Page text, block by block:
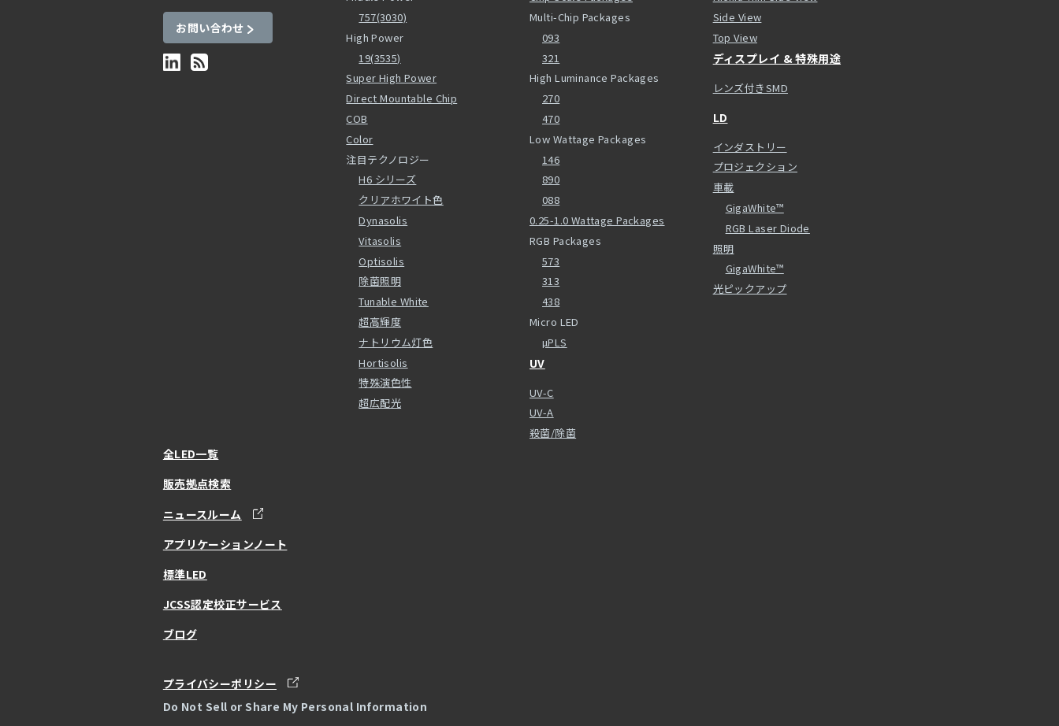
お問い合わせ
757(3030)
High Power
19(3535)
Super High Power
Direct Mountable Chip
COB
Color
注目テクノロジー
H6 シリーズ
クリアホワイト色
Dynasolis
Vitasolis
Optisolis
除菌照明
Tunable White
超高輝度
ナトリウム灯色
Hortisolis
特殊演色性
超広配光
Multi-Chip Packages
093
321
High Luminance Packages
270
470
Low Wattage Packages
146
890
088
0.25-1.0 Wattage Packages
RGB Packages
573
313
438
Micro LED
µPLS
UV
UV-C
UV-A
殺菌/除菌
Side View
Top View
ディスプレイ & 特殊用途
レンズ付きSMD
LD
インダストリー
プロジェクション
車載
GigaWhite™
RGB Laser Diode
照明
GigaWhite™
光ピックアップ
全LED一覧
販売拠点検索
ニュースルーム
アプリケーションノート
標準LED
JCSS認定校正サービス
ブログ
プライバシーポリシー
Do Not Sell or Share My Personal Information